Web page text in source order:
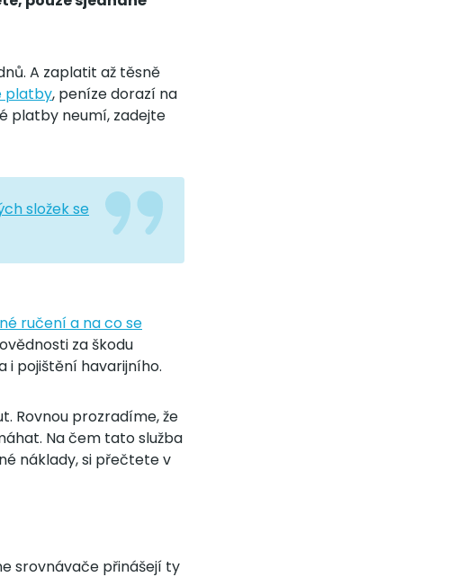
A zaplatit až těsně
platby, peníze dorazí na
platby neumí, zadejte
složek se
ručení a na co se
za škodu
i pojištění havarijního.
Rovnou prozradíme, že
Na čem tato služba
náklady, si přečtete v
srovnávače přinášejí ty